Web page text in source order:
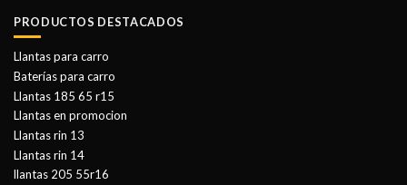
PRODUCTOS DESTACADOS
Llantas para carro
Baterías para carro
Llantas 185 65 r15
Llantas en promocion
Llantas rin 13
Llantas rin 14
llantas 205 55r16